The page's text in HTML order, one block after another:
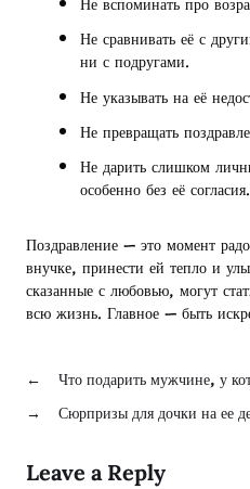
Не сравнивать её с
ни с подругами.
Не указывать на её
Не превращать
Не дарить слишком
особенно без её согласия.
Поздравление — это момент
внучке, принести ей тепло и
сказанные с любовью, могут
всю жизнь. Главное — быть
←
Что подарить мужчине, у
→
Сюрпризы для дочки на ее
Leave a Reply